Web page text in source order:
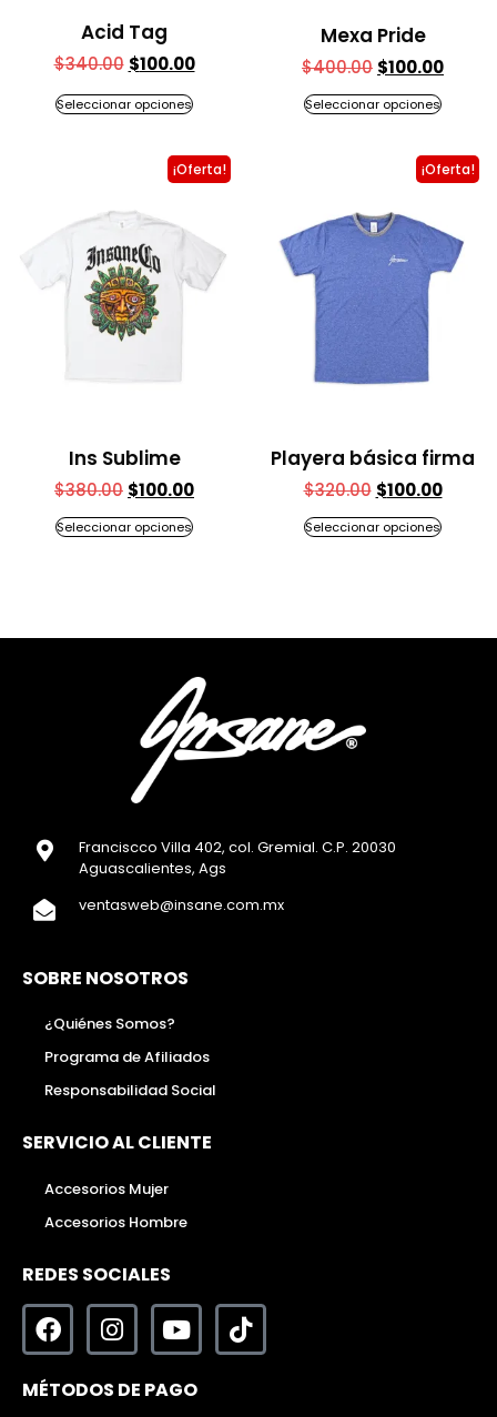
Acid Tag
$340.00 $100.00
Seleccionar opciones
Mexa Pride
$400.00 $100.00
Seleccionar opciones
¡Oferta!
Ins Sublime
$380.00 $100.00
Seleccionar opciones
¡Oferta!
Playera básica firma
$320.00 $100.00
Seleccionar opciones
Franciscco Villa 402, col. Gremial. C.P. 20030
Aguascalientes, Ags
ventasweb@insane.com.mx
SOBRE NOSOTROS
¿Quiénes Somos?
Programa de Afiliados
Responsabilidad Social
SERVICIO AL CLIENTE
Accesorios Mujer
Accesorios Hombre
REDES SOCIALES
MÉTODOS DE PAGO